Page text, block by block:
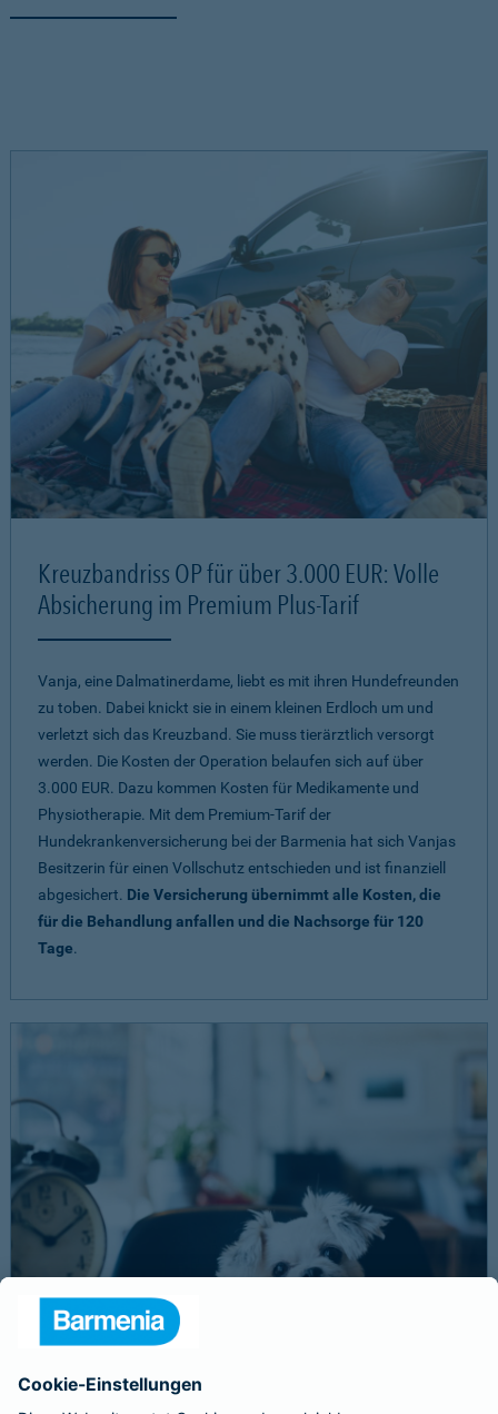
Kreuzbandriss OP für über 3.000 EUR: Volle
Absicherung im Premium Plus-Tarif
Vanja, eine Dalmatinerdame, liebt es mit ihren Hundefreunden
zu toben. Dabei knickt sie in einem kleinen Erdloch um und
verletzt sich das Kreuzband. Sie muss tierärztlich versorgt
werden. Die Kosten der Operation belaufen sich auf über
3.000 EUR. Dazu kommen Kosten für Medikamente und
Physiotherapie. Mit dem Premium-Tarif der
Hundekrankenversicherung bei der Barmenia hat sich Vanjas
Besitzerin für einen Vollschutz entschieden und ist finanziell
abgesichert. Die Versicherung übernimmt alle Kosten, die
für die Behandlung anfallen und die Nachsorge für 120
Tage.